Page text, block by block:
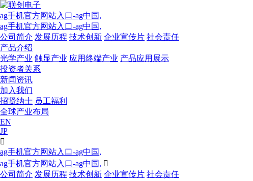
ag手机官方网站入口-ag中国,
ag手机官方网站入口-ag中国,
公司简介 发展历程 技术创新 企业宣传片 社会责任
产品介绍
光学产业 触显产业 应用终端产业 产品应用展示
投资者关系
新闻资讯
加入我们
招贤纳士 员工福利
全球产业布局
EN
JP

ag手机官方网站入口-ag中国,
ag手机官方网站入口-ag中国, 
公司简介 发展历程 技术创新 企业宣传片 社会责任